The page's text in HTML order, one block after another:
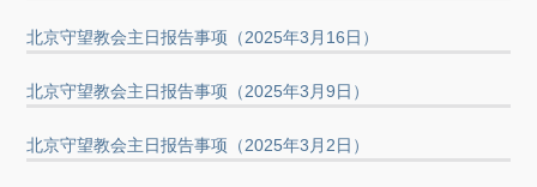
北京守望教会主日报告事项（2025年3月16日）
北京守望教会主日报告事项（2025年3月9日）
北京守望教会主日报告事项（2025年3月2日）